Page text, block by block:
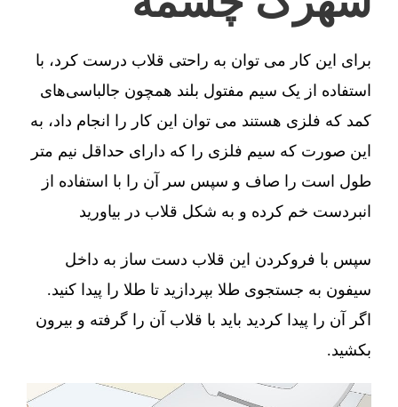
برای این کار می توان به راحتی قلاب درست کرد، با
استفاده از یک سیم مفتول بلند همچون جالباسی‌های
کمد که فلزی هستند می توان این کار را انجام داد، به
این صورت که سیم فلزی را که دارای حداقل نیم متر
طول است را صاف و سپس سر آن را با استفاده از
انبردست خم کرده و به شکل قلاب در بیاورید
سپس با فروکردن این قلاب دست ساز به داخل
سیفون به جستجوی طلا بپردازید تا طلا را پیدا کنید.
اگر آن را پیدا کردید باید با قلاب آن را گرفته و بیرون
بکشید.